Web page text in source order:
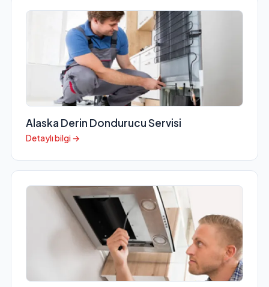
Alaska Derin Dondurucu Servisi
Detaylı bilgi →